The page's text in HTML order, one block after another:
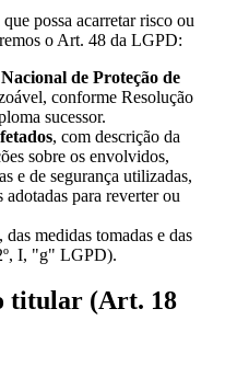
possa acarretar risco ou
o Art. 48 da LGPD:
de Proteção de
conforme Resolução
sucessor.
, com descrição da
sobre os envolvidos,
e de segurança utilizadas,
para reverter ou
medidas tomadas e das
I, "g" LGPD).
titular (Art. 18